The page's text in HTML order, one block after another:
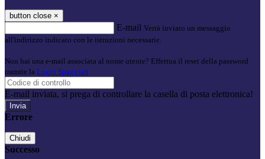
button close ×
E-mail Verrà inviato un messaggio
all'indirizzo indicato con le istruzioni necessarie.
Non hai una e-mail associata al nome utente? Effettua il reset della password
tramite la Login Spaggiari
E-mail inviata, si prega di controllare la casella di posta elettronica!
Errore
Chiudi
Successo